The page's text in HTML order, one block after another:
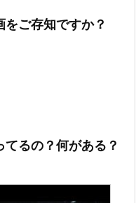
ご存知ですか？
るの？何がある？